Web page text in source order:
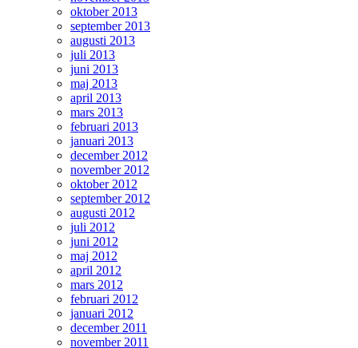
oktober 2013
september 2013
augusti 2013
juli 2013
juni 2013
maj 2013
april 2013
mars 2013
februari 2013
januari 2013
december 2012
november 2012
oktober 2012
september 2012
augusti 2012
juli 2012
juni 2012
maj 2012
april 2012
mars 2012
februari 2012
januari 2012
december 2011
november 2011